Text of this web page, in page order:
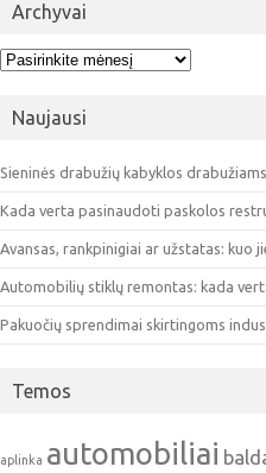
Archyvai
Archyvai
Naujausi
Sieninės drabužių kabyklos
Kada verta pasinaudoti paskolos
Avansas, rankpinigiai ar užstatas: kuo
Automobilių stiklų remontas: kada
Pakuočių sprendimai skirtingoms
Temos
aplinka automobiliai